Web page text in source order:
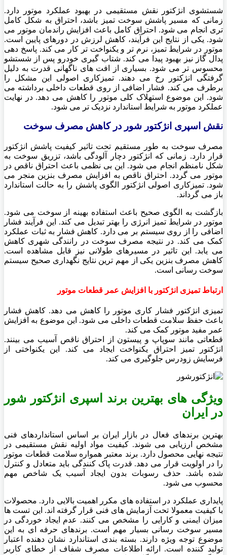
شستشوی انژکتور نقش مستقیمی در بهبود عملکرد موتور دارد.
زمانی که مسیر پاشش سوخت تمیز باشد، احتراق به شکل کامل
تری انجام می شود. احتراق کامل باعث افزایش راندمان موتور می
شود. یکی از نتایج این فرآیند، کاهش لرزش در دورهای پایین است.
موتور در شرایط تمیز، نرم تر و یکنواخت تر کار می کند. پاسخ دهی
پدال گاز نیز بهبود پیدا می کند. شتاب گیری خودرو پس از شستشو
محسوس تر می شود. بسیاری از افت های ناگهانی قدرت به دلیل
گرفتگی انژکتور رخ می دهند. تمیزکاری اصولی این مشکل را
برطرف می کند. فشار اضافی از روی قطعات داخلی برداشته می
شود. این موضوع استهلاک کلی موتور را کاهش می دهد. در نهایت
عملکرد موتور به شرایط استاندارد نزدیک تر می شود.
نقش اسپری انژکتور شور در کاهش مصرف سوخت
مصرف سوخت به طور مستقیم تحت تاثیر کیفیت پاشش انژکتور
قرار دارد. زمانی که انژکتور دچار آلودگی باشد، تزریق سوخت به
شکل نامنظم انجام می شود. این بی نظمی باعث احتراق ناقص در
موتور می گردد. احتراق ناقص به افزایش مصرف بنزین منجر می
شود. تمیزکاری اصولی انژکتور الگوی پاشش را به حالت استاندارد
باز می گرداند.
بازگشت به الگوی صحیح باعث استفاده بهینه از سوخت می شود.
موتور در شرایط تمیز انرژی را بهتر تبدیل می کند. این فرآیند فشار
اضافی را از روی سیستم بر می دارد. کاهش فشار به ثبات عملکرد
کمک می کند. در نتیجه مصرف سوخت در رانندگی شهری کاهش
می یابد. این تاثیر در مسیرهای طولانی نیز قابل مشاهده است.
کاهش مصرف بنزین یکی از مهم ترین نتایج نگهداری صحیح سیستم
سوخت رسانی است.
ارتباط تمیزی انژکتور با افزایش عمر قطعات موتور
تمیزی انژکتور فشار کاری موتور را کاهش می دهد. کاهش فشار
باعث حفظ سلامت قطعات داخلی می شود. این موضوع به افزایش
عمر مفید موتور کمک می کند.
قطعاتی مانند سوپاپ و پیستون از احتراق ناقص آسیب می بینند.
انژکتور تمیز احتراق یکنواخت ایجاد می کند. این یکنواختی از
فرسایش زودرس جلوگیری می کند.
ویژگی های بهترین برند اسپری انژکتور شور
در ایران
بهترین برندهای فعال در بازار ایران بر اساس استانداردهای فنی
مشخص ارزیابی می شوند. کیفیت مواد اولیه نقش مستقیمی در
نتیجه نهایی محصول دارد. برند معتبر همواره سلامت قطعات موتور
را در اولویت قرار می دهد. قدرت پاک کنندگی باید متعادل و کنترل
شده باشد. حذف رسوبات بدون ایجاد آسیب یک شاخص مهم
محسوب می شود.
پایداری عملکرد در استفاده های مکرر اهمیت بالایی دارد. محصولات
با کیفیت معمولا تحت آزمایش های فنی قرار گرفته اند. این تست ها
میزان ایمنی و کارایی را مشخص می کنند. عدم ایجاد خوردگی در
مسیر سوخت رسانی بسیار مهم است. برندهای حرفه ای به این
موضوع توجه ویژه دارند. بسته بندی استاندارد نشان دهنده اعتبار
تولید کننده است. ارائه اطلاعات مصرف شفاف از خطای کاربر